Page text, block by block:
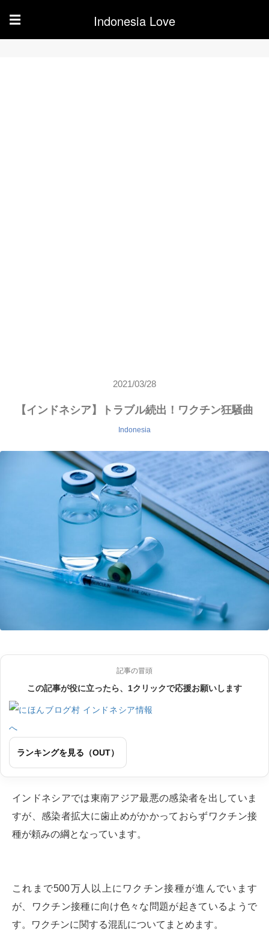
☰ Indonesia Love
2021/03/28
【インドネシア】トラブル続出！ワクチン狂騒曲
Indonesia
記事の冒頭
この記事が役に立ったら、1クリックで応援お願いします
ランキングを見る（OUT）
インドネシアでは東南アジア最悪の感染者を出していま
すが、感染者拡大に歯止めがかかっておらずワクチン接
種が頼みの綱となっています。
これまで500万人以上にワクチン接種が進んでいます
が、ワクチン接種に向け色々な問題が起きているようで
す。ワクチンに関する混乱についてまとめます。